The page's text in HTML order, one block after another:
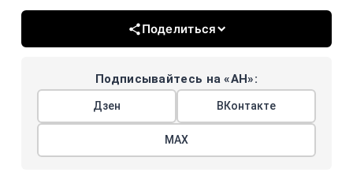
Поделиться
Подписывайтесь на «АН»:
Дзен ВКонтакте
МАХ